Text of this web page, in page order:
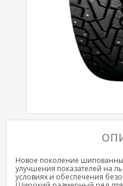
Новое поколение
улучшения показателей на
условиях и обеспечения